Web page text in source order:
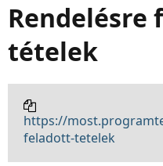
Rendelésre
tételek
https://
feladott-tetelek